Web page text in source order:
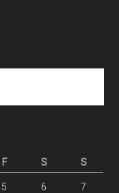
F S S
5 6 7